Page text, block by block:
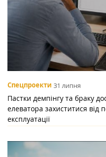
Спецпроекти 31 липня
Пастки демпінгу та браку
елеватора захиститися від
експлуатації